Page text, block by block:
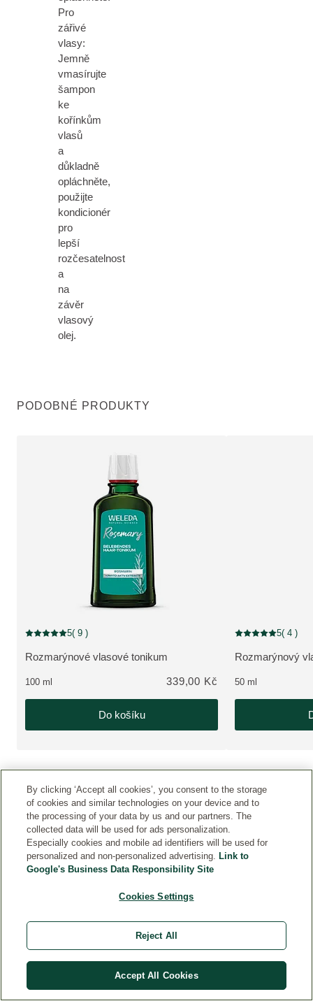
Pro
zářivé
vlasy:
Jemně
vmasírujte
šampon
ke
kořínkům
vlasů
a
důkladně
opláchněte,
použijte
kondicionér
pro
lepší
rozčesatelnost
a
na
závěr
vlasový
olej.
PODOBNÉ PRODUKTY
ZOBRAZIT PRODUKT:
Rozmarýnové vlasové tonikum
Aktuální hodnocení: 5 z 5 hvězdiček hodnoceno 9 zákazníky
5( 9 )
100 ml 339,00 Kč
Do košíku
ZOBRAZIT
Rozmarýnový
Aktuální 5( 4 )
50 ml
By clicking ‘Accept all cookies’, you consent to the storage
of cookies and similar technologies on your device and to
the processing of your data by us and our partners. The
collected data will be used for ads personalization.
Especially cookies and mobile ad identifiers will be used for
personalized and non-personalized advertising. Link to
Google's Business Data Responsibility Site
Cookies Settings
Reject All
Accept All Cookies